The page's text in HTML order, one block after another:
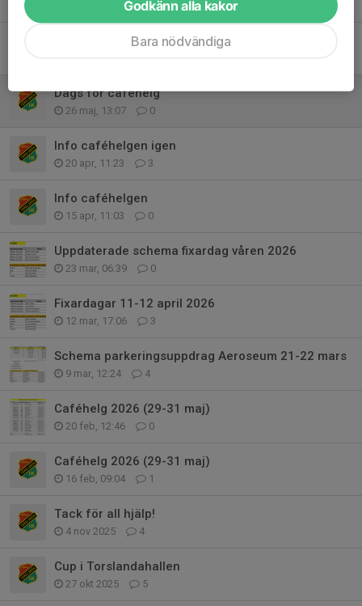
Dags för caféhelg
26 maj, 13:07 0
Info caféhelgen igen
20 apr, 11:23 3
Info caféhelgen
15 apr, 11:03 0
Uppdaterade schema fixardag våren 2026
23 mar, 06:39 0
Fixardagar 11-12 april 2026
12 mar, 17:06 3
Schema parkeringsuppdrag Aeroseum 21-22 mars
9 mar, 12:24 4
Caféhelg 2026 (29-31 maj)
20 feb, 12:46 0
Caféhelg 2026 (29-31 maj)
16 feb, 09:04 1
Tack för all hjälp!
4 nov 2025 4
Cup i Torslandahallen
27 okt 2025 5
Godkänn alla kakor
Bara nödvändiga